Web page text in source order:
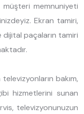
memnuniyeti
Ekran tamiri,
paçaların tamiri
bakım,
hizmetlerini sunan
televizyonunuzun